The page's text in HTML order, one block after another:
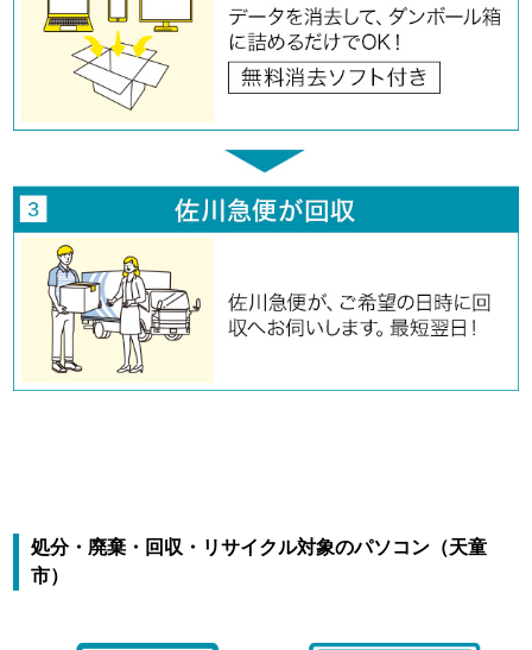
処分・廃棄・回収・リサイクル対象のパソコン（天童
市）